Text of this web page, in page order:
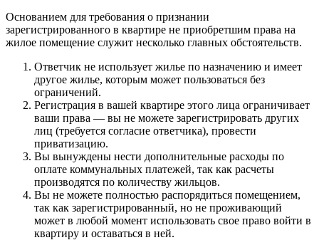
Основанием для требования о признании
зарегистрированного в квартире не приобретшим права на
жилое помещение служит несколько главных обстоятельств.
Ответчик не использует жилье по назначению и имеет
другое жилье, которым может пользоваться без
ограничений.
Регистрация в вашей квартире этого лица ограничивает
ваши права — вы не можете зарегистрировать других
лиц (требуется согласие ответчика), провести
приватизацию.
Вы вынуждены нести дополнительные расходы по
оплате коммунальных платежей, так как расчеты
производятся по количеству жильцов.
Вы не можете полностью распорядиться помещением,
так как зарегистрированный, но не проживающий
может в любой момент использовать свое право войти в
квартиру и оставаться в ней.